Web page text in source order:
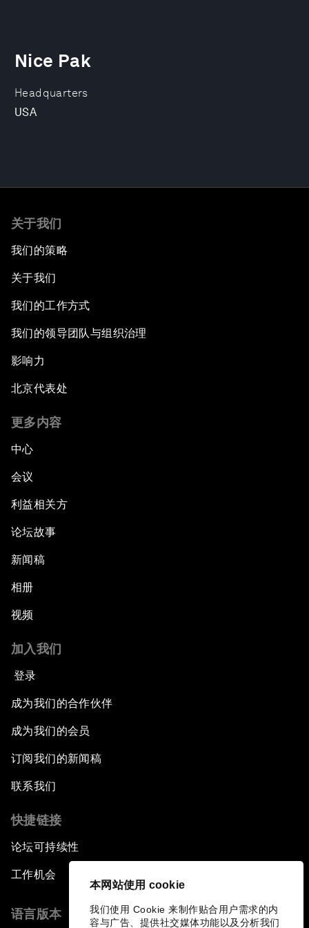
本网站使用 cookie
我们使用 Cookie 来制作贴合用户需求的内
容与广告、提供社交媒体功能以及分析我们
Headquarters
USA
Nice Pak
关于我们
我们的策略
关于我们
我们的工作方式
我们的领导团队与组织治理
影响力
北京代表处
更多内容
中心
会议
利益相关方
论坛故事
新闻稿
相册
视频
加入我们
登录
成为我们的合作伙伴
成为我们的会员
订阅我们的新闻稿
联系我们
快捷链接
论坛可持续性
工作机会
语言版本